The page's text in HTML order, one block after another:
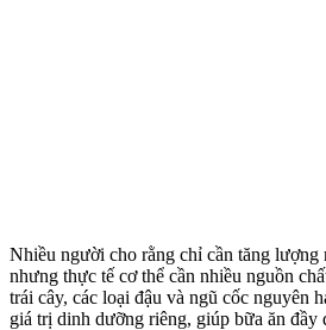
Nhiều người cho rằng chỉ cần tăng lượng
nhưng thực tế c‌ơ th‌ể cần nhiều nguồn
trái cây, các loại đậu và ngũ cốc nguyên
giá trị dinh dưỡng riêng, giúp bữa ăn đầy